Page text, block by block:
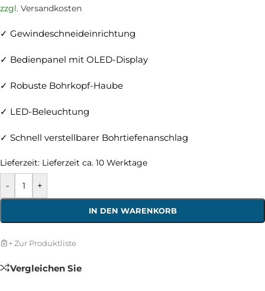
zzgl. Versandkosten
✓ Gewindeschneideinrichtung
✓ Bedienpanel mit OLED-Display
✓ Robuste Bohrkopf-Haube
✓ LED-Beleuchtung
✓ Schnell verstellbarer Bohrtiefenanschlag
Lieferzeit: Lieferzeit ca. 10 Werktage
- +
IN DEN WARENKORB
+ Zur Produktliste
Vergleichen Sie